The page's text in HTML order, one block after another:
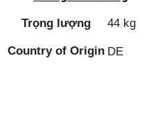
Trọng lượng 44 kg
Country of Origin DE